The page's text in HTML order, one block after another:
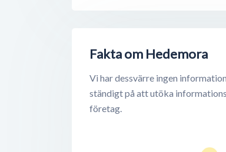
Fakta om Hedemora
Vi har dessvärre ingen
ständigt på att utöka
företag.